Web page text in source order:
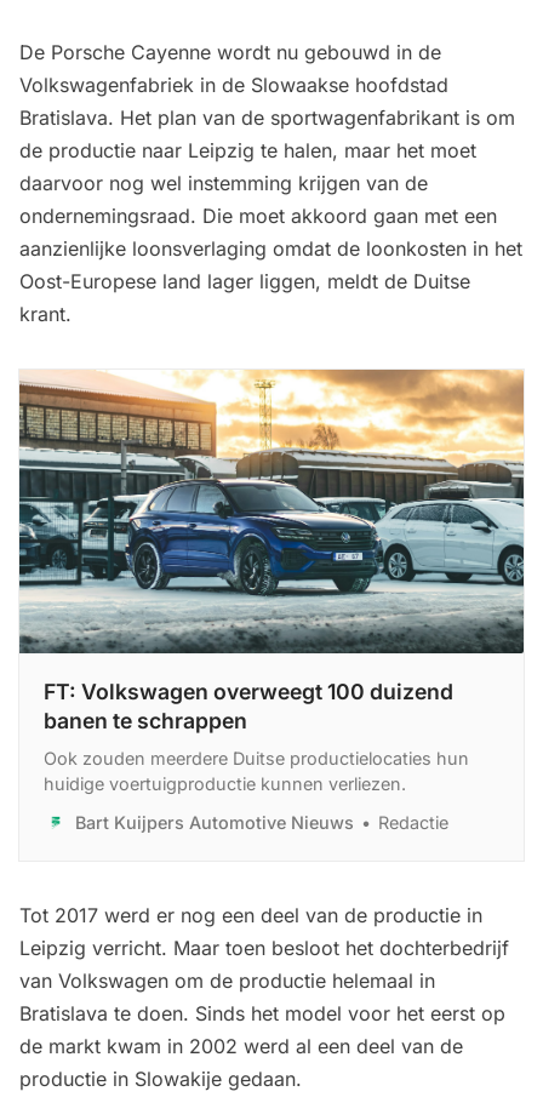
De Porsche Cayenne wordt nu gebouwd in de
Volkswagenfabriek in de Slowaakse hoofdstad
Bratislava. Het plan van de sportwagenfabrikant is om
de productie naar Leipzig te halen, maar het moet
daarvoor nog wel instemming krijgen van de
ondernemingsraad. Die moet akkoord gaan met een
aanzienlijke loonsverlaging omdat de loonkosten in het
Oost-Europese land lager liggen, meldt de Duitse
krant.
FT: Volkswagen overweegt 100 duizend
banen te schrappen
Ook zouden meerdere Duitse productielocaties hun
huidige voertuigproductie kunnen verliezen.
Bart Kuijpers Automotive Nieuws
Redactie
Tot 2017 werd er nog een deel van de productie in
Leipzig verricht. Maar toen besloot het dochterbedrijf
van Volkswagen om de productie helemaal in
Bratislava te doen. Sinds het model voor het eerst op
de markt kwam in 2002 werd al een deel van de
productie in Slowakije gedaan.